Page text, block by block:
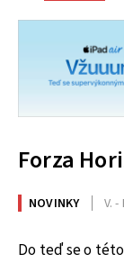
Forza
NOVINKY V.
Do teď se o